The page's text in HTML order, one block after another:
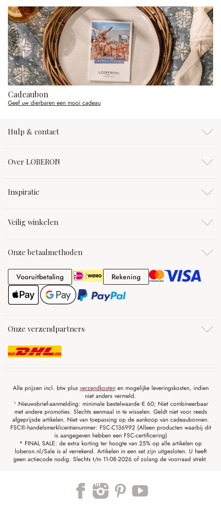
Cadeaubon
Geef uw dierbaren een mooi cadeau
Hulp & contact
Over LOBERON
Inspiratie
Veilig winkelen
Onze betaalmethoden
VooruitbetalingVooruitbetaling RekeningRekening
Onze verzendpartners
Alle prijzen incl. btw plus verzendkostenen mogelijke leveringskosten, indien
niet anders vermeld.
¹ Nieuwsbrief-aanmelding: minimale bestelwaarde € 60; Niet combineerbaar
met andere promoties. Slechts eenmaal in te wisselen. Geldt niet voor reeds
afgeprijsde artikelen. Niet van toepassing op de aankoop van cadeaubonnen.
FSC®-handelsmerklicentienummer: FSC-C136992 (Alleen producten waarbij dit
is aangegeven hebben een FSC-certificering)
* FINAL SALE: de extra korting ter hoogte van 25% op alle artikelen op
loberon.nl/Sale is al verrekend. Artikelen in een set zijn uitgesloten. U heeft
geen actiecode nodig. Slechts t/m 11-08-2026 of zolang de voorraad strekt.